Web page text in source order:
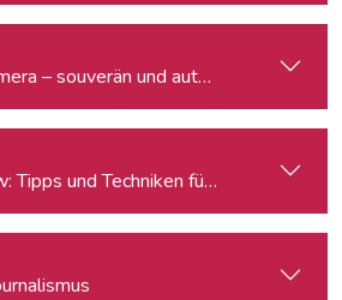
– souverän und authentisch
Tipps und Techniken für TV und Web